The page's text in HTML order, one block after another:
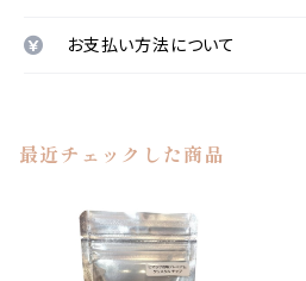
お支払い方法について
最近チェックした商品